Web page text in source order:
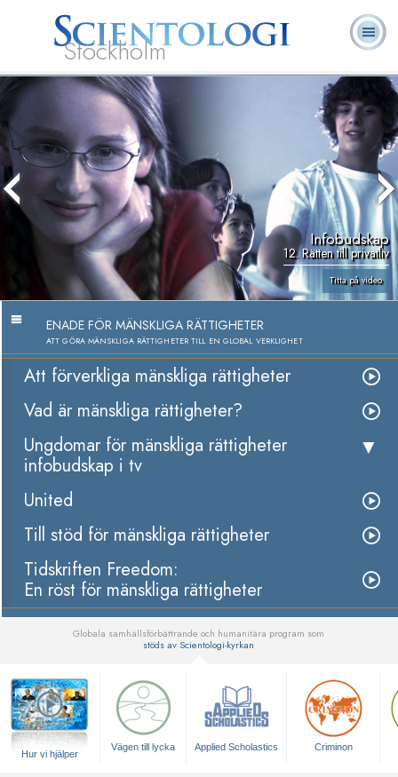
Stockholm
L. Ron
Vad är
Scientologi?
Ofta ställda
frågor
Böcker
Infobudskap
12. Rätten till privatliv
Titta på video
ENADE FÖR MÄNSKLIGA RÄTTIGHETER
ATT GÖRA MÄNSKLIGA RÄTTIGHETER TILL EN GLOBAL VERKLIGHET
Att förverkliga mänskliga rättigheter
Vad är mänskliga rättigheter?
Ungdomar för mänskliga rättigheter
infobudskap i tv
United
Till stöd för mänskliga rättigheter
Tidskriften Freedom:
En röst för mänskliga rättigheter
Globala samhällsförbättrande och humanitära program som
stöds av Scientologi-kyrkan
Hur vi hjälper
Vägen till lycka Applied Scholastics Criminon